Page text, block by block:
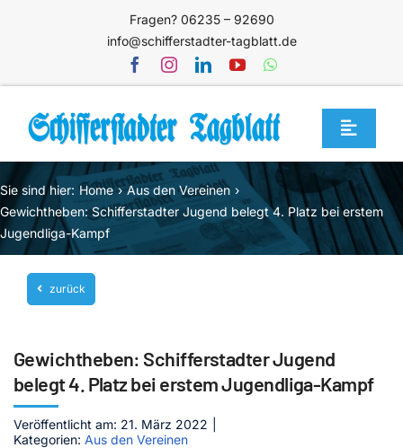
Fragen? 06235 – 92690
info@schifferstadter-tagblatt.de
Toggle
Home
Themen
Blog
Unternehmen
Mediathek
Jetzt abonnieren
Kontakt
Sie sind hier: Home
Aus den Vereinen
Gewichtheben: Schifferstadter Jugend belegt 4. Platz bei erstem
Jugendliga-Kampf
zurück
Gewichtheben: Schifferstadter Jugend
belegt 4. Platz bei erstem Jugendliga-Kampf
Veröffentlicht am: 21. März 2022
Kategorien: Aus den Vereinen